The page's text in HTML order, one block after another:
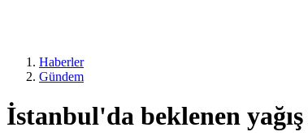
Haberler
Gündem
İstanbul'da beklenen